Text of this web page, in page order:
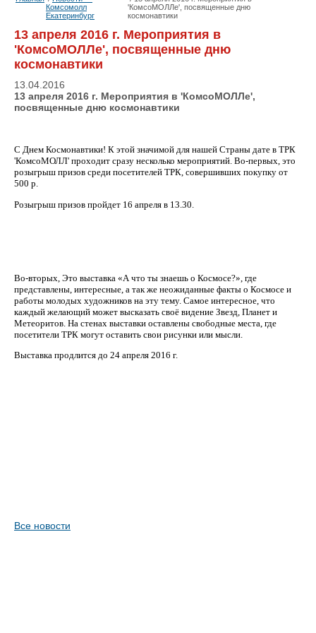
Комсомолл
Екатеринбург
'КомсоМОЛЛе', посвященные дню
космонавтики
13 апреля 2016 г. Мероприятия в
'КомсоМОЛЛе', посвященные дню
космонавтики
13.04.2016
13 апреля 2016 г. Мероприятия в 'КомсоМОЛЛе',
посвященные дню космонавтики
С Днем Космонавтики! К этой значимой для нашей Страны дате в ТРК
'КомсоМОЛЛ' проходит сразу несколько мероприятий. Во-первых, это
розыгрыш призов среди посетителей ТРК, совершивших покупку от
500 р.
Розыгрыш призов пройдет 16 апреля в 13.30.
Во-вторых, Это выставка «А что ты знаешь о Космосе?», где
представлены, интересные, а так же неожиданные факты о Космосе и
работы молодых художников на эту тему. Самое интересное, что
каждый желающий может высказать своё видение Звезд, Планет и
Метеоритов. На стенах выставки оставлены свободные места, где
посетители ТРК могут оставить свои рисунки или мысли.
Выставка продлится до 24 апреля 2016 г.
Все новости